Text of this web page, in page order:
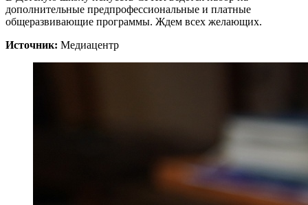
дополнительные предпрофессиональные и платные
общеразвивающие программы. Ждем всех желающих.
Источник: Медиацентр